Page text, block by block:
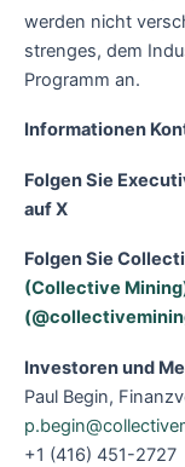
werden nicht
strenges, dem
Programm an.
Informationen
Folgen Sie
auf X
Folgen Sie
(Collective
Investoren und
Paul Begin,
+1 (416) 451-2727